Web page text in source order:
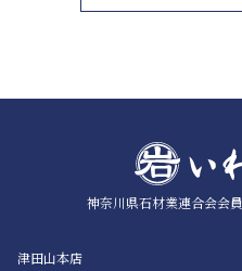
神奈川県石材業連合会会
津田山本店